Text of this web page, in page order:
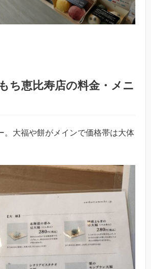
ち恵比寿店の料金・メニ
。大福や餅がメインで価格帯は大体